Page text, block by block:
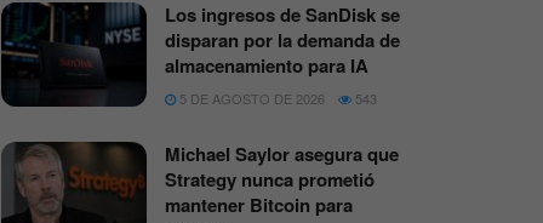
Los ingresos de SanDisk se
disparan por la demanda de
almacenamiento para IA
5 DE AGOSTO DE 2026 543
Michael Saylor asegura que
Strategy nunca prometió
mantener Bitcoin para